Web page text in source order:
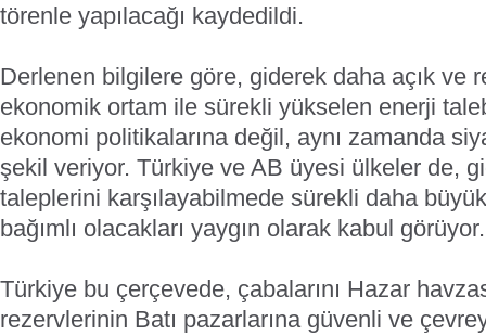
törenle yapılacağı kaydedildi.
Derlenen bilgilere göre, giderek daha açık ve
ekonomik ortam ile sürekli yükselen enerji
ekonomi politikalarına değil, aynı zamanda
şekil veriyor. Türkiye ve AB üyesi ülkeler de,
taleplerini karşılayabilmede sürekli daha
bağımlı olacakları yaygın olarak kabul görüyor.
Türkiye bu çerçevede, çabalarını Hazar
rezervlerinin Batı pazarlarına güvenli ve